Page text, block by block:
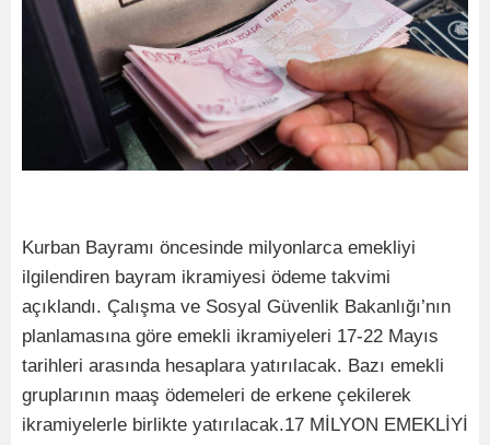
Kurban Bayramı öncesinde milyonlarca emekliyi
ilgilendiren bayram ikramiyesi ödeme takvimi
açıklandı. Çalışma ve Sosyal Güvenlik Bakanlığı’nın
planlamasına göre emekli ikramiyeleri 17-22 Mayıs
tarihleri arasında hesaplara yatırılacak. Bazı emekli
gruplarının maaş ödemeleri de erkene çekilerek
ikramiyelerle birlikte yatırılacak.17 MİLYON EMEKLİYİ